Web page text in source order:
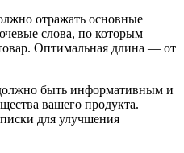
отражать основные
слова, по которым
Оптимальная длина — от
быть информативным и
вашего продукта.
для улучшения